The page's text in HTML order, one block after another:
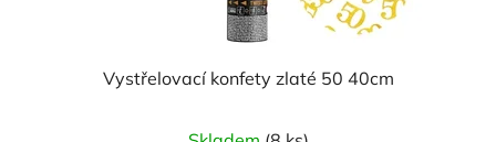
Vystřelovací konfety zlaté 50 40cm